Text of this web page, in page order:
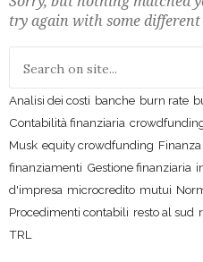
try again with some different
Analisi dei costi banche burn rate
Contabilità finanziaria
Musk equity crowdfunding
finanziamenti Gestione finanziaria
d'impresa microcredito mutui
Procedimenti contabili resto al sud
TRL